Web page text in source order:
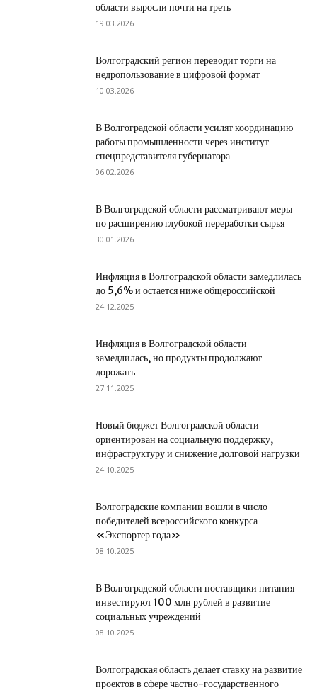
области выросли почти на треть
19.03.2026
Волгоградский регион переводит торги на
недропользование в цифровой формат
10.03.2026
В Волгоградской области усилят координацию
работы промышленности через институт
спецпредставителя губернатора
06.02.2026
В Волгоградской области рассматривают меры
по расширению глубокой переработки сырья
30.01.2026
Инфляция в Волгоградской области замедлилась
до 5,6% и остается ниже общероссийской
24.12.2025
Инфляция в Волгоградской области
замедлилась, но продукты продолжают
дорожать
27.11.2025
Новый бюджет Волгоградской области
ориентирован на социальную поддержку,
инфраструктуру и снижение долговой нагрузки
24.10.2025
Волгоградские компании вошли в число
победителей всероссийского конкурса
«Экспортер года»
08.10.2025
В Волгоградской области поставщики питания
инвестируют 100 млн рублей в развитие
социальных учреждений
08.10.2025
Волгоградская область делает ставку на развитие
проектов в сфере частно-государственного